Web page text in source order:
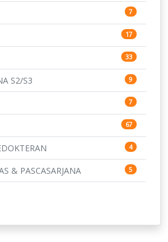
15
14
14
14
15
219
11
139
7
17
33
S2/S3 9
7
67
4
& PASCASARJANA 5